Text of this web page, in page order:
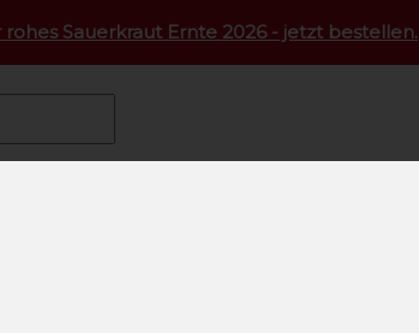
rohes Sauerkraut Ernte 2026 - jetzt bestellen.